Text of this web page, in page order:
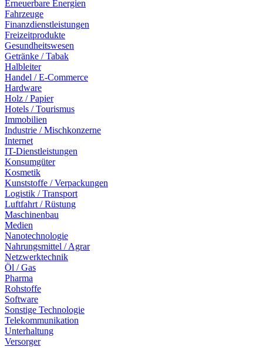
Erneuerbare Energien
Fahrzeuge
Finanzdienstleistungen
Freizeitprodukte
Gesundheitswesen
Getränke / Tabak
Halbleiter
Handel / E-Commerce
Hardware
Holz / Papier
Hotels / Tourismus
Immobilien
Industrie / Mischkonzerne
Internet
IT-Dienstleistungen
Konsumgüter
Kosmetik
Kunststoffe / Verpackungen
Logistik / Transport
Luftfahrt / Rüstung
Maschinenbau
Medien
Nanotechnologie
Nahrungsmittel / Agrar
Netzwerktechnik
Öl / Gas
Pharma
Rohstoffe
Software
Sonstige Technologie
Telekommunikation
Unterhaltung
Versorger